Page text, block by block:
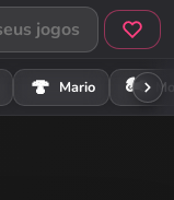
🍄 Mario 🏍️